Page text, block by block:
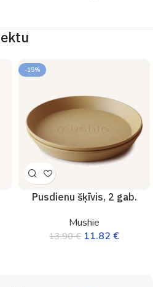
-15%
Pusdienu šķīvis, 2 gab.
Mushie
13.90€ 11.82 €